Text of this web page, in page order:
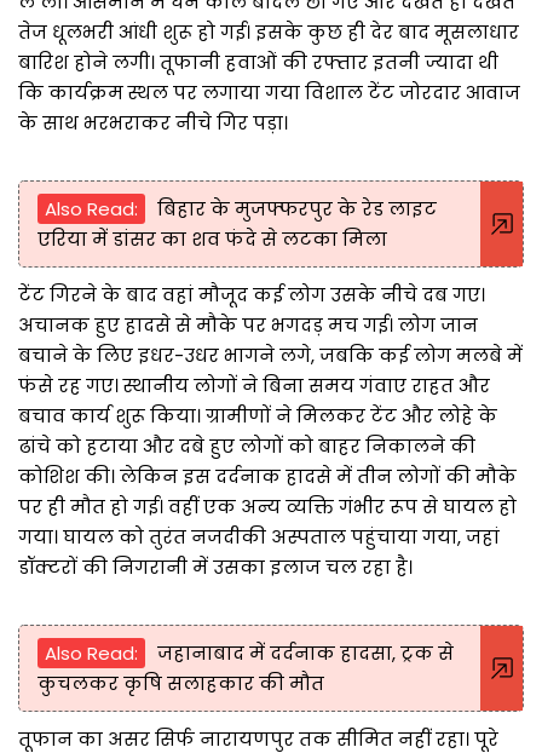
तेज धूलभरी आंधी शुरू हो गई। इसके कुछ ही देर बाद मूसलाधार
बारिश होने लगी। तूफानी हवाओं की रफ्तार इतनी ज्यादा थी
कि कार्यक्रम स्थल पर लगाया गया विशाल टेंट जोरदार आवाज
के साथ भरभराकर नीचे गिर पड़ा।
Also Read:
बिहार के मुजफ्फरपुर के रेड लाइट
एरिया में डांसर का शव फंदे से लटका मिला
टेंट गिरने के बाद वहां मौजूद कई लोग उसके नीचे दब गए।
अचानक हुए हादसे से मौके पर भगदड़ मच गई। लोग जान
बचाने के लिए इधर-उधर भागने लगे, जबकि कई लोग मलबे में
फंसे रह गए। स्थानीय लोगों ने बिना समय गंवाए राहत और
बचाव कार्य शुरू किया। ग्रामीणों ने मिलकर टेंट और लोहे के
ढांचे को हटाया और दबे हुए लोगों को बाहर निकालने की
कोशिश की। लेकिन इस दर्दनाक हादसे में तीन लोगों की मौके
पर ही मौत हो गई। वहीं एक अन्य व्यक्ति गंभीर रूप से घायल हो
गया। घायल को तुरंत नजदीकी अस्पताल पहुंचाया गया, जहां
डॉक्टरों की निगरानी में उसका इलाज चल रहा है।
Also Read:
जहानाबाद में दर्दनाक हादसा, ट्रक से
कुचलकर कृषि सलाहकार की मौत
तूफान का असर सिर्फ नारायणपुर तक सीमित नहीं रहा। पूरे